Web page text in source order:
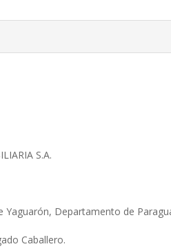
S.A.
Yaguarón, Departamento de
Caballero.